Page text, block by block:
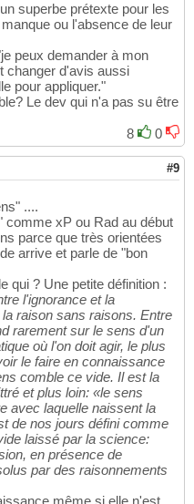
superbe prétexte pour les
ou l'absence de leur
peux demander à mon
changer d'avis aussi
pour appliquer."
Le dev qui n'a pas su être
8
0
#9
....
comme xP ou Rad au début
parce que très orientées
arrive et parle de "bon
qui ? Une petite définition :
l'ignorance et la
raison sans raisons. Entre
rarement sur le sens d'un
où l'on doit agir, le plus
le faire en connaissance
comble ce vide. Il est la
et plus loin: «le sens
avec laquelle naissent la
de nos jours défini comme
laissé par la science:
en présence de
par des raisonnements